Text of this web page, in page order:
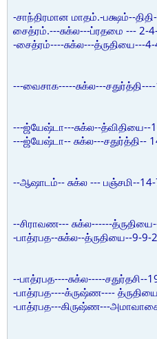
-சாந்திரமான மாதம்.-பக்ஷம்--
சைத்ரம்.---சுக்ல---ப்ரதமை ---
-சைத்ரம்----சுக்ல---த்ருதியை---
---வைசாக-----சுக்ல---
---ஜ்யேஷ்டா---சுக்ல--த்விதியை--
---ஜ்யேஷ்டா-- சுக்ல---சதுர்த்தி--
--ஆஷாடம்-- சுக்ல --- பஞ்சமி--
--சிராவண--- சுக்ல------
-பாத்ரபத--சுக்ல--த்ருதியை--9-9-
--பாத்ரபத----சுக்ல-----
-பாத்ரபத----க்ருஷ்ண----
-பாத்ரபத---கிருஷ்ண---